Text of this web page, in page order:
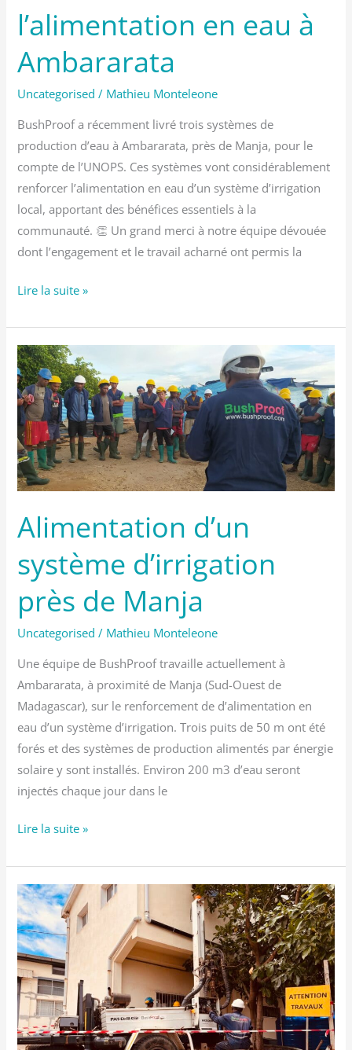
l’alimentation en eau à
Ambararata
Uncategorised / Mathieu Monteleone
BushProof a récemment livré trois systèmes de
production d’eau à Ambararata, près de Manja, pour le
compte de l’UNOPS. Ces systèmes vont considérablement
renforcer l’alimentation en eau d’un système d’irrigation
local, apportant des bénéfices essentiels à la
communauté. 👏 Un grand merci à notre équipe dévouée
dont l’engagement et le travail acharné ont permis la
Lire la suite »
Alimentation d’un
système d’irrigation
près de Manja
Uncategorised / Mathieu Monteleone
Une équipe de BushProof travaille actuellement à
Ambararata, à proximité de Manja (Sud-Ouest de
Madagascar), sur le renforcement de d’alimentation en
eau d’un système d’irrigation. Trois puits de 50 m ont été
forés et des systèmes de production alimentés par énergie
solaire y sont installés. Environ 200 m3 d’eau seront
injectés chaque jour dans le
Alimentation
d’un
système
d’irrigation
près
de
Manja
Lire la suite »
Forage
de
puits
à
Antananarivo